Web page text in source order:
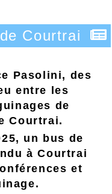
Courtrai
Pasolini, des
entre les
de
Courtrai.
un bus de
à Courtrai
et